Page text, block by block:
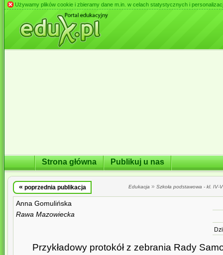
Używamy plików cookie i zbieramy dane m.in. w celach statystycznych i
Strona główna Publikuj u nas
« poprzednia publikacja Edukacja » Szkoła podstawowa - kl. IV-
Anna Gomulińska
Rawa Mazowiecka
Przykładowy protokół z zebrania Rady